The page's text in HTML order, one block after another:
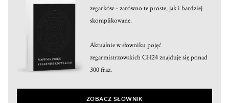
zegarków – zarówno te proste, jak i bardziej
skomplikowane.
Aktualnie w słowniku pojęć
zegarmistrzowskich CH24 znajduje się ponad
300 fraz.
ZOBACZ SŁOWNIK